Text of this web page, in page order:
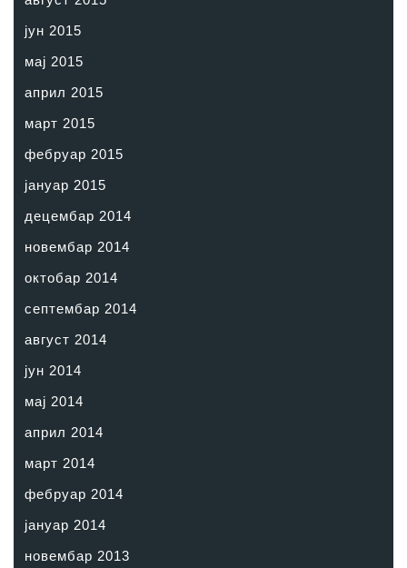
јун 2015
мај 2015
април 2015
март 2015
фебруар 2015
јануар 2015
децембар 2014
новембар 2014
октобар 2014
септембар 2014
август 2014
јун 2014
мај 2014
април 2014
март 2014
фебруар 2014
јануар 2014
новембар 2013